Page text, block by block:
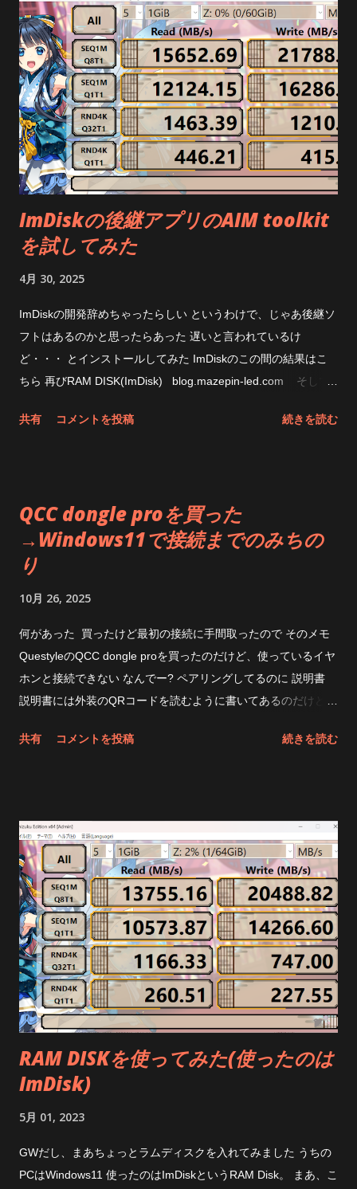
ImDiskの後継アプリのAIM toolkit
を試してみた
4月 30, 2025
ImDiskの開発辞めちゃったらしい というわけで、じゃあ後継ソ
フトはあるのかと思ったらあった 遅いと言われているけ
ど・・・ とインストールしてみた ImDiskのこの間の結果はこ
ちら 再びRAM DISK(ImDisk) blog.mazepin-led.com そして
SSDの方が速いじゃん CPUの使用状態はこんな感じ PIO転送な
Memory Dynamicallyというのは、メモリを必要に応じてってこ
とだからと思って以前試したことがあったけど、なんかImDisk
のときは不安定だったんだよな AdvancedのとこにあるUse
クしてみたら速くなった おお、大分速くなった。なったけ
ど・・・・なんで？ これだとImDiskよりちょっと遅いくらいに
なるのか もしやQuickFormatととかでも変わるのか？と思った
けどそこまでやる気も無かったので放置。速くなるわけないよ
ね。 後は圧縮とか、取り外しメディアとかだし。 最近の性能
ちゃったね まあそれでとにかく速度を稼ぎたいぜって人は
だにスタンダード版は8GBまでなんだな キャッシュ領域にした
いなら大人しく余ってるSSDを使った方がいいんじゃ無いかっ
て気がするけど おしまい
共有 コメントを投稿 続きを読む
QCC dongle proを買った
→Windows11で接続までのみちの
り
10月 26, 2025
何があった 買ったけど最初の接続に手間取ったので そのメモ
QuestyleのQCC dongle proを買ったのだけど、使っているイヤ
ホンと接続できない なんでー? ペアリングしてるのに 説明書
説明書には外装のQRコードを読むように書いてあるのだけど
んと ヘッドホンのところには QCC Dongle Pro って出てるの
グルとイヤホンをペアリングする必要があった 何だそりゃー
Google PlayでQuestyleで検索かけるか こちら でまずはインス
トール そしてスマホにドングルを刺して、このアプリ内からイ
ヤホンをペアリング そしてそのドングルをWindows11の空いて
るUSB TYPE-Cポートに突き刺す 音が出た！ やったね 結局
音が良くなった? どうなんだろうね 正直言ってよくわからん
ただ、マイケルジャクソンのThe Jamのオープニングのガラス
の割れる音は 今までよりも細かくパリパリ聞こえるようになっ
たから効果はあったんだと思う それと遅延が少なくなった
finalのZE3000 SVというイヤホンを使っていたのだけど今まで
のただのUSBドングルで YouTubeを見てると明らかに音と画面
のタイミングがずれてて、 Bluetoothイヤホンってこんなもんか
が酷いとか書いてあったからビビってたんだけどね(でも有線イ
ヤホン使うと、あ、これが合ってる状態なんだってなるので遅
延はあるみたい) あと、たまにイヤホンと繋がらなくなるねぇ
共有 コメントを投稿 続きを読む
RAM DISKを使ってみた(使ったのは
ImDisk)
5月 01, 2023
GWだし、まあちょっとラムディスクを入れてみました うちの
PCはWindows11 使ったのはImDiskというRAM Disk。 まあ、こ